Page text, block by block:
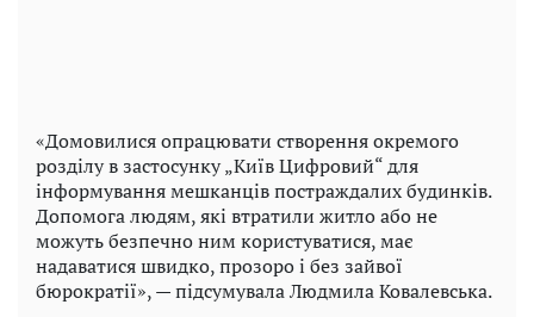
«Домовилися опрацювати створення окремого
розділу в застосунку „Київ Цифровий“ для
інформування мешканців постраждалих будинків.
Допомога людям, які втратили житло або не
можуть безпечно ним користуватися, має
надаватися швидко, прозоро і без зайвої
бюрократії», — підсумувала Людмила Ковалевська.